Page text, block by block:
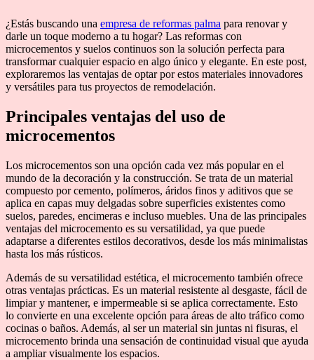
¿Estás buscando una empresa de reformas palma para renovar y
darle un toque moderno a tu hogar? Las reformas con
microcementos y suelos continuos son la solución perfecta para
transformar cualquier espacio en algo único y elegante. En este post,
exploraremos las ventajas de optar por estos materiales innovadores
y versátiles para tus proyectos de remodelación.
Principales ventajas del uso de
microcementos
Los microcementos son una opción cada vez más popular en el
mundo de la decoración y la construcción. Se trata de un material
compuesto por cemento, polímeros, áridos finos y aditivos que se
aplica en capas muy delgadas sobre superficies existentes como
suelos, paredes, encimeras e incluso muebles. Una de las principales
ventajas del microcemento es su versatilidad, ya que puede
adaptarse a diferentes estilos decorativos, desde los más minimalistas
hasta los más rústicos.
Además de su versatilidad estética, el microcemento también ofrece
otras ventajas prácticas. Es un material resistente al desgaste, fácil de
limpiar y mantener, e impermeable si se aplica correctamente. Esto
lo convierte en una excelente opción para áreas de alto tráfico como
cocinas o baños. Además, al ser un material sin juntas ni fisuras, el
microcemento brinda una sensación de continuidad visual que ayuda
a ampliar visualmente los espacios.